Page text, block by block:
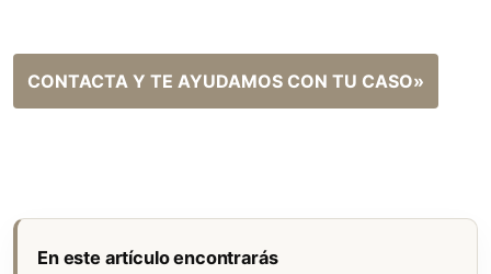
CONTACTA Y TE AYUDAMOS CON TU CASO»
En este artículo encontrarás